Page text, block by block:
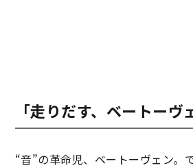
「走りだす、ベートー
“音”の革命児、ベートーヴェン。